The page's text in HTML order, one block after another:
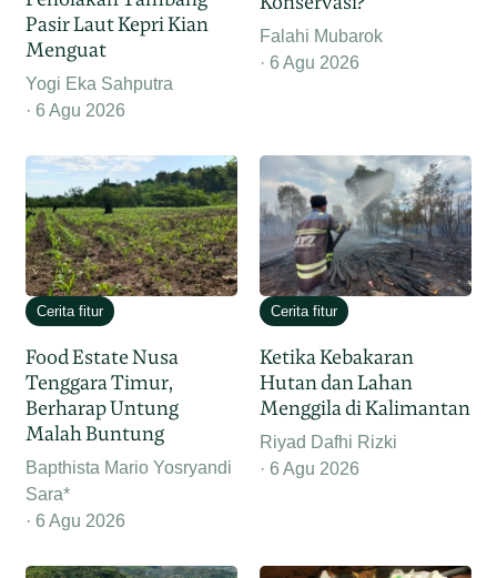
Pasir Laut Kepri Kian
Menguat
Yogi Eka Sahputra
6 Agu 2026
Falahi Mubarok
6 Agu 2026
Cerita fitur
Food Estate Nusa
Tenggara Timur,
Berharap Untung
Malah Buntung
Bapthista Mario Yosryandi
Sara*
6 Agu 2026
Cerita fitur
Ketika Kebakaran
Hutan dan Lahan
Menggila di Kalimantan
Riyad Dafhi Rizki
6 Agu 2026